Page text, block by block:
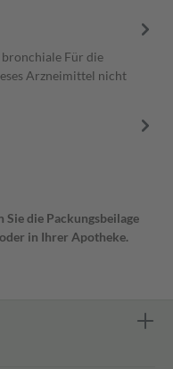
Für die
Arzneimittel nicht
die Packungsbeilage
in Ihrer Apotheke.